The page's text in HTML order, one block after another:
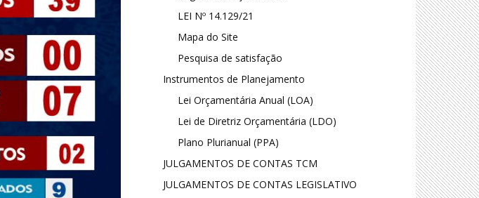
LEI Nº 14.129/21
Mapa do Site
Pesquisa de satisfação
Instrumentos de Planejamento
Lei Orçamentária Anual (LOA)
Lei de Diretriz Orçamentária (LDO)
Plano Plurianual (PPA)
JULGAMENTOS DE CONTAS TCM
JULGAMENTOS DE CONTAS LEGISLATIVO